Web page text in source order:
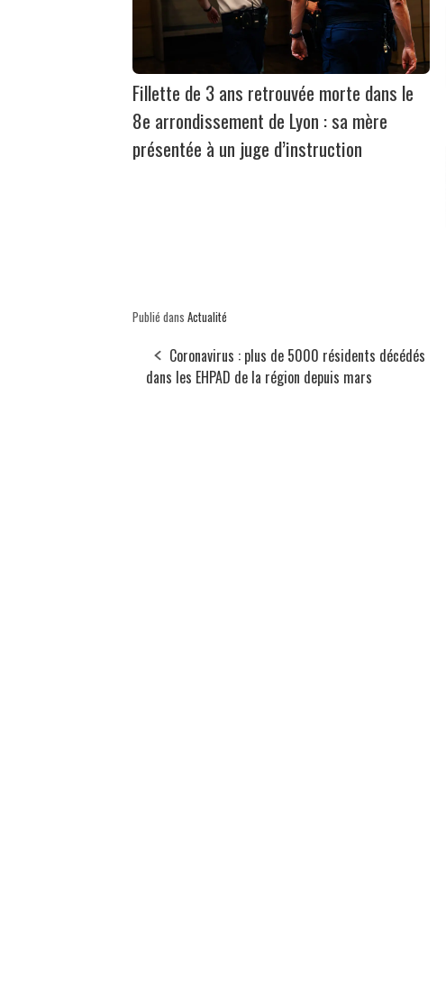
Fillette de 3 ans retrouvée morte dans le
8e arrondissement de Lyon : sa mère
présentée à un juge d’instruction
Publié dans Actualité
Coronavirus : plus de 5000 résidents décédés
dans les EHPAD de la région depuis mars